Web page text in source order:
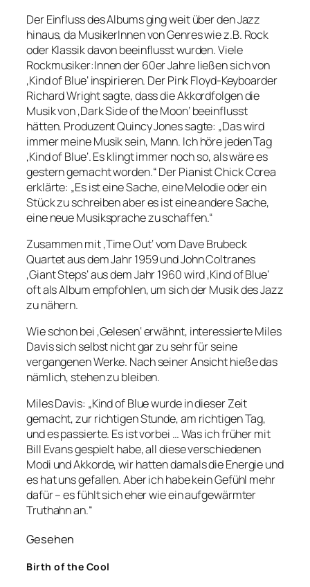
Der Einfluss des Albums ging weit über den Jazz
hinaus, da MusikerInnen von Genres wie z.B. Rock
oder Klassik davon beeinflusst wurden. Viele
Rockmusiker:Innen der 60er Jahre ließen sich von
‚Kind of Blue‘ inspirieren. Der Pink Floyd-Keyboarder
Richard Wright sagte, dass die Akkordfolgen die
Musik von ‚Dark Side of the Moon‘ beeinflusst
hätten. Produzent Quincy Jones sagte: „Das wird
immer meine Musik sein, Mann. Ich höre jeden Tag
‚Kind of Blue‘. Es klingt immer noch so, als wäre es
gestern gemacht worden.“ Der Pianist Chick Corea
erklärte: „Es ist eine Sache, eine Melodie oder ein
Stück zu schreiben aber es ist eine andere Sache,
eine neue Musiksprache zu schaffen.“
Zusammen mit ‚Time Out‘ vom Dave Brubeck
Quartet aus dem Jahr 1959 und John Coltranes
‚Giant Steps‘ aus dem Jahr 1960 wird ‚Kind of Blue‘
oft als Album empfohlen, um sich der Musik des Jazz
zu nähern.
Wie schon bei ‚Gelesen‘ erwähnt, interessierte Miles
Davis sich selbst nicht gar zu sehr für seine
vergangenen Werke. Nach seiner Ansicht hieße das
nämlich, stehen zu bleiben.
Miles Davis: „Kind of Blue wurde in dieser Zeit
gemacht, zur richtigen Stunde, am richtigen Tag,
und es passierte. Es ist vorbei … Was ich früher mit
Bill Evans gespielt habe, all diese verschiedenen
Modi und Akkorde, wir hatten damals die Energie und
es hat uns gefallen. Aber ich habe kein Gefühl mehr
dafür – es fühlt sich eher wie ein aufgewärmter
Truthahn an.“
Gesehen
Birth of the Cool